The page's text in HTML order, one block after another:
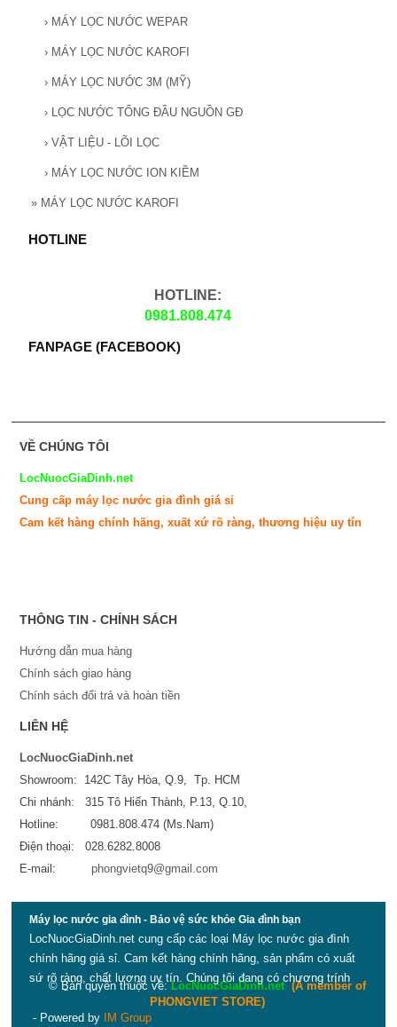
Máy lọc nước gia đình - Bảo vệ sức khỏe Gia đình bạn
LocNuocGiaDinh.net cung cấp các loại Máy lọc nước gia đình
chính hãng giá sỉ. Cam kết hàng chính hãng, sản phẩm có xuất
sứ rõ ràng, chất lượng uy tín. Chúng tôi đang có chương trính
KHUYẾN MÃI cho Máy lọc nước 3M, A.O.SMITH, KAROFI,
WEPAR
› MÁY LỌC NƯỚC WEPAR
› MÁY LỌC NƯỚC KAROFI
› MÁY LỌC NƯỚC 3M (MỸ)
› LỌC NƯỚC TỔNG ĐẦU NGUỒN GĐ
› VẬT LIỆU - LÕI LỌC
› MÁY LỌC NƯỚC ION KIỀM
» MÁY LỌC NƯỚC KAROFI
HOTLINE
HOTLINE:
0981.808.474
FANPAGE (FACEBOOK)
VỀ CHÚNG TÔI
LocNuocGiaDinh.net
Cung cấp máy lọc nước gia đình giá sỉ
Cam kết hàng chính hãng, xuất xứ rõ ràng, thương hiệu uy tín
THÔNG TIN - CHÍNH SÁCH
Hướng dẫn mua hàng
Chính sách giao hàng
Chính sách đổi trả và hoàn tiền
LIÊN HỆ
LocNuocGiaDinh.net
Showroom: 142C Tây Hòa, Q.9, Tp. HCM
Chi nhánh: 315 Tô Hiến Thành, P.13, Q.10,
Hotline: 0981.808.474 (Ms.Nam)
Điện thoại: 028.6282.8008
E-mail: phongvietq9@gmail.com
© Bản quyền thuộc về: LocNuocGiaDinh.net (A member of
PHONGVIET STORE)
- Powered by
IM Group